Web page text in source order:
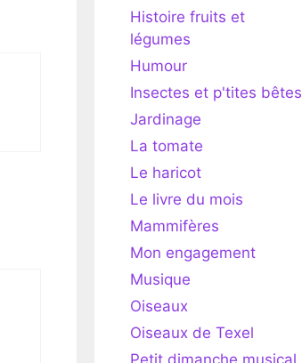
Histoire fruits et
légumes
Humour
Insectes et p'tites bêtes
Jardinage
La tomate
Le haricot
Le livre du mois
Mammifères
Mon engagement
Musique
Oiseaux
Oiseaux de Texel
Petit dimanche musical